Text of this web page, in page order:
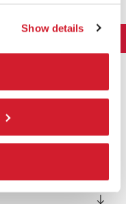
Show details